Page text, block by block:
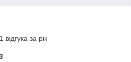
за рік